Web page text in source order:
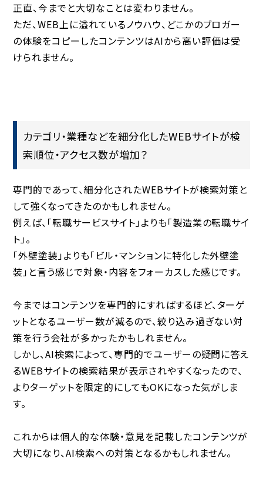
正直、今までと大切なことは変わりません。
ただ、WEB上に溢れているノウハウ、どこかのブロガー
の体験をコピーしたコンテンツはAIから高い評価は受
けられません。
カテゴリ・業種などを細分化したWEBサイトが検
索順位・アクセス数が増加？
専門的であって、細分化されたWEBサイトが検索対策と
して強くなってきたのかもしれません。
例えば、「転職サービスサイト」よりも「製造業の転職サイ
ト」。
「外壁塗装」よりも「ビル・マンションに特化した外壁塗
装」と言う感じで対象・内容をフォーカスした感じです。
今まではコンテンツを専門的にすればするほど、ターゲ
ットとなるユーザー数が減るので、絞り込み過ぎない対
策を行う会社が多かったかもしれません。
しかし、AI検索によって、専門的でユーザーの疑問に答え
るWEBサイトの検索結果が表示されやすくなったので、
よりターゲットを限定的にしてもOKになった気がしま
す。
これからは個人的な体験・意見を記載したコンテンツが
大切になり、AI検索への対策となるかもしれません。